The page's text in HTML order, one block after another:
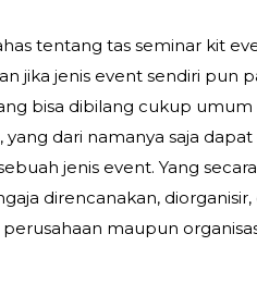
tentang tas seminar kit
jika jenis event sendiri pun
bisa dibilang cukup
yang dari namanya saja
jenis event. Yang
direncanakan,
maupun